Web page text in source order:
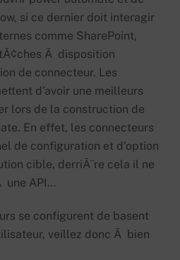
si ce dernier doit interagir
comme SharePoint,
Ã disposition
de connecteur. Les
d’avoir une meilleurs
lors de la construction de
En effet, les connecteurs
de configuration et d’option
cible, derriÃ¨re cela il ne
une API…
se configurent de basent
veillez donc Ã bien